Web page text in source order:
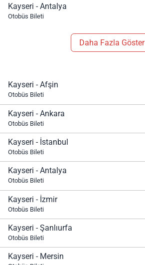
Kayseri - Antalya
Otobüs Bileti
Daha Fazla Göster
Kayseri - Afşin
Otobüs Bileti
Kayseri - Ankara
Otobüs Bileti
Kayseri - İstanbul
Otobüs Bileti
Kayseri - Antalya
Otobüs Bileti
Kayseri - İzmir
Otobüs Bileti
Kayseri - Şanlıurfa
Otobüs Bileti
Kayseri - Mersin